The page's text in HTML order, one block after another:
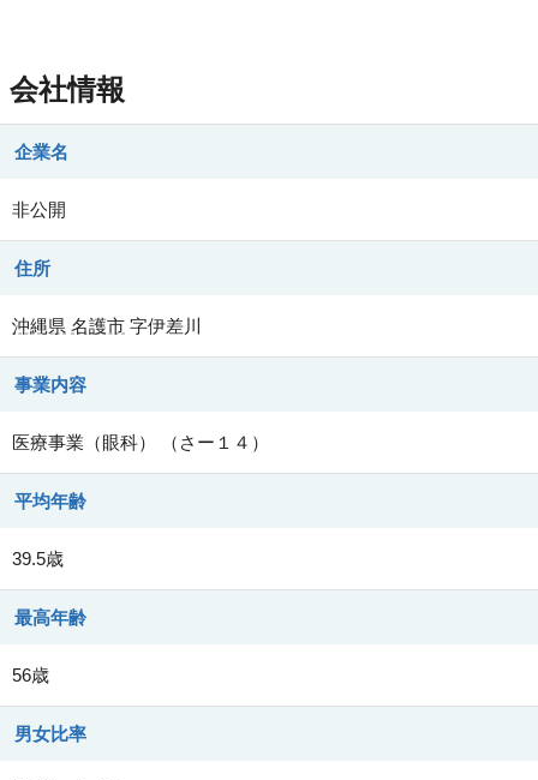
会社情報
企業名
非公開
住所
沖縄県 名護市 字伊差川
事業内容
医療事業（眼科） （さー１４）
平均年齢
39.5歳
最高年齢
56歳
男女比率